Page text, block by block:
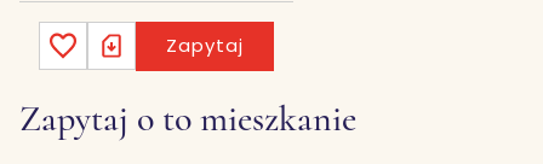
Zapytaj
Zapytaj o to mieszkanie